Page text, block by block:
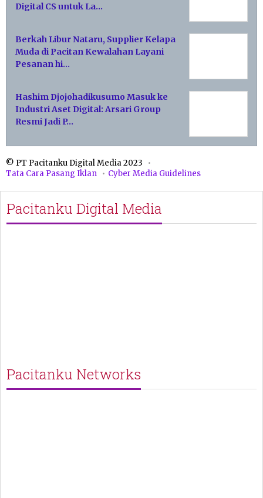
Digital CS untuk La…
Berkah Libur Nataru, Supplier Kelapa
Muda di Pacitan Kewalahan Layani
Pesanan hi…
Hashim Djojohadikusumo Masuk ke
Industri Aset Digital: Arsari Group
Resmi Jadi P…
© PT Pacitanku Digital Media 2023
Tata Cara Pasang Iklan
Cyber Media Guidelines
Pacitanku Digital Media
Pacitanku Networks